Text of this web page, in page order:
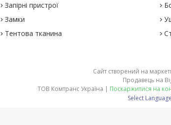
Запірні пристрої
Замки
Тентова тканина
Сайт створений на
Продавець на
ТОВ Комтранс Україна | Поскаржитися на
Select Language